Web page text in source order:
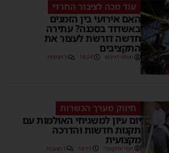
עוד מכה לציבור החרדי
האם אירועי בין הזמנים
באשדוד בסכנה? עתירה
חדשה דורשת לעצור את
התקציבים
מנחם דויטש 14:24 1 תגובות
חיזוק מערך הכשרות
יום עיון למשגיחי האולמות עם
תקנות חדשות והדרכה
מקצועית
יוסי יחזקאלי 14:11 1 תגובות